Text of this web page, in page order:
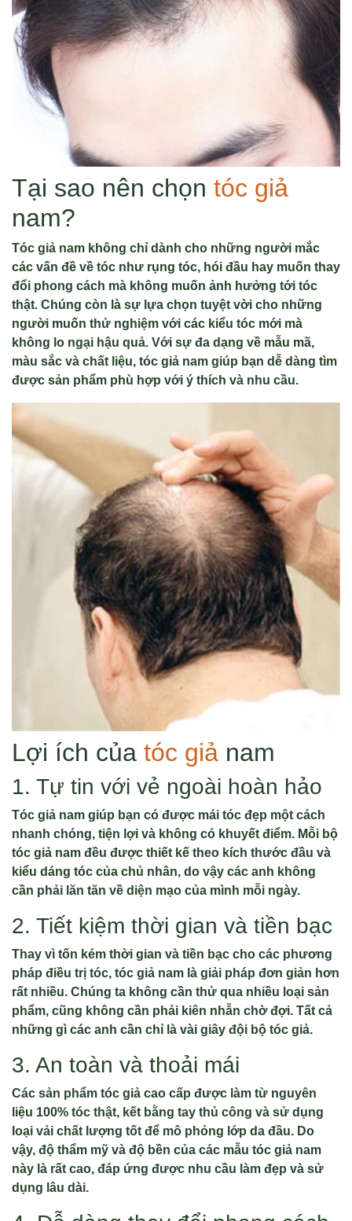
Tại sao nên chọn tóc giả
nam?
Tóc giả nam không chỉ dành cho những người mắc
các vấn đề về tóc như rụng tóc, hói đầu hay muốn thay
đổi phong cách mà không muốn ảnh hưởng tới tóc
thật. Chúng còn là sự lựa chọn tuyệt vời cho những
người muốn thử nghiệm với các kiểu tóc mới mà
không lo ngại hậu quả. Với sự đa dạng về mẫu mã,
màu sắc và chất liệu, tóc giả nam giúp bạn dễ dàng tìm
được sản phẩm phù hợp với ý thích và nhu cầu.
Lợi ích của tóc giả nam
1. Tự tin với vẻ ngoài hoàn hảo
Tóc giả nam giúp bạn có được mái tóc đẹp một cách
nhanh chóng, tiện lợi và không có khuyết điểm. Mỗi bộ
tóc giả nam đều được thiết kế theo kích thước đầu và
kiểu dáng tóc của chủ nhân, do vậy các anh không
cần phải lăn tăn về diện mạo của mình mỗi ngày.
2. Tiết kiệm thời gian và tiền bạc
Thay vì tốn kém thời gian và tiền bạc cho các phương
pháp điều trị tóc, tóc giả nam là giải pháp đơn giản hơn
rất nhiều. Chúng ta không cần thử qua nhiều loại sản
phẩm, cũng không cần phải kiên nhẫn chờ đợi. Tất cả
những gì các anh cần chỉ là vài giây đội bộ tóc giả.
3. An toàn và thoải mái
Các sản phẩm tóc giả cao cấp được làm từ nguyên
liệu 100% tóc thật, kết bằng tay thủ công và sử dụng
loại vải chất lượng tốt để mô phỏng lớp da đầu. Do
vậy, độ thẩm mỹ và độ bền của các mẫu tóc giả nam
này là rất cao, đáp ứng được nhu cầu làm đẹp và sử
dụng lâu dài.